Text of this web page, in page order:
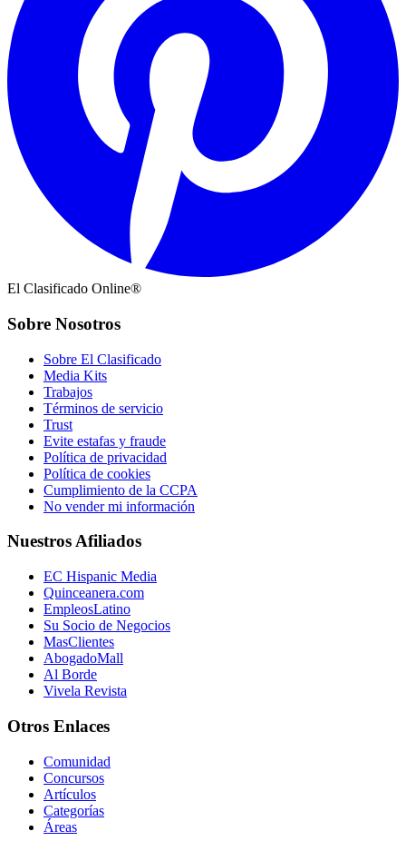
El Clasificado Online®
Sobre Nosotros
Sobre El Clasificado
Media Kits
Trabajos
Términos de servicio
Trust
Evite estafas y fraude
Política de privacidad
Política de cookies
Cumplimiento de la CCPA
No vender mi información
Nuestros Afiliados
EC Hispanic Media
Quinceanera.com
EmpleosLatino
Su Socio de Negocios
MasClientes
AbogadoMall
Al Borde
Vivela Revista
Otros Enlaces
Comunidad
Concursos
Artículos
Categorías
Áreas